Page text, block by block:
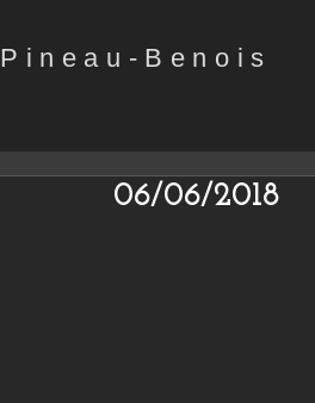
Pineau-Benois
06/06/2018